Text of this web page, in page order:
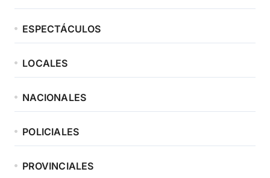
ESPECTÁCULOS
LOCALES
NACIONALES
POLICIALES
PROVINCIALES